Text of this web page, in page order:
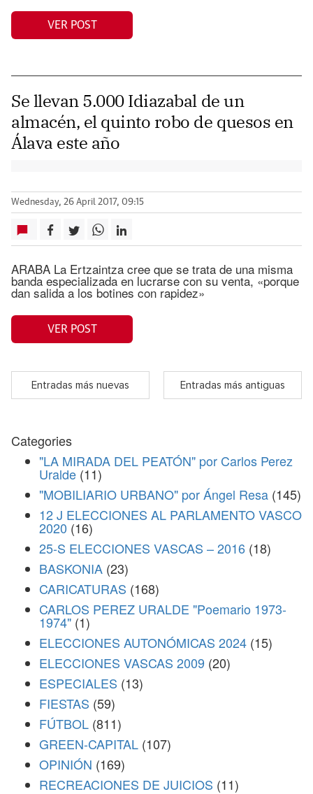
VER POST
Se llevan 5.000 Idiazabal de un
almacén, el quinto robo de quesos en
Álava este año
Wednesday, 26 April 2017, 09:15
ARABA La Ertzaintza cree que se trata de una misma
banda especializada en lucrarse con su venta, «porque
dan salida a los botines con rapidez»
VER POST
Entradas más nuevas Entradas más antiguas
Categories
"LA MIRADA DEL PEATÓN" por Carlos Perez
Uralde (11)
"MOBILIARIO URBANO" por Ángel Resa (145)
12 J ELECCIONES AL PARLAMENTO VASCO
2020 (16)
25-S ELECCIONES VASCAS – 2016 (18)
BASKONIA (23)
CARICATURAS (168)
CARLOS PEREZ URALDE "Poemario 1973-
1974" (1)
ELECCIONES AUTONÓMICAS 2024 (15)
ELECCIONES VASCAS 2009 (20)
ESPECIALES (13)
FIESTAS (59)
FÚTBOL (811)
GREEN-CAPITAL (107)
OPINIÓN (169)
RECREACIONES DE JUICIOS (11)